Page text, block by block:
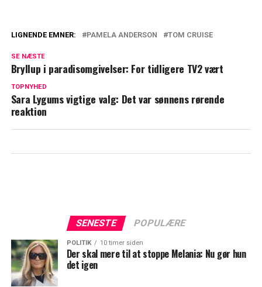
Tom Cruise: Kontrakt om nøgenscener
afsløret
Tom Cruise overrasker: Sådan vil han
LIGNENDE EMNER: PAMELA ANDERSON TOM CRUISE
SE NÆSTE
Bryllup i paradisomgivelser: For tidligere TV2 vært
TOPNYHED
Sara Lygums vigtige valg: Det var sønnens rørende
reaktion
SENESTE POPULÆRE
POLITIK 10 timer siden
Der skal mere til at stoppe Melania: Nu gør hun
det igen